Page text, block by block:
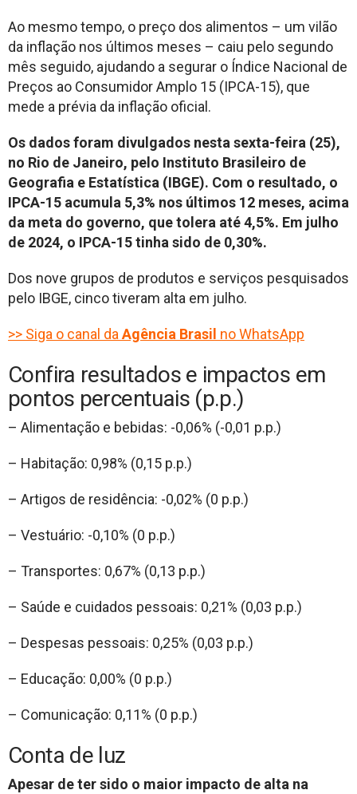
Ao mesmo tempo, o preço dos alimentos – um vilão
da inflação nos últimos meses – caiu pelo segundo
mês seguido, ajudando a segurar o Índice Nacional de
Preços ao Consumidor Amplo 15 (IPCA-15), que
mede a prévia da inflação oficial.
Os dados foram divulgados nesta sexta-feira (25),
no Rio de Janeiro, pelo Instituto Brasileiro de
Geografia e Estatística (IBGE). Com o resultado, o
IPCA-15 acumula 5,3% nos últimos 12 meses, acima
da meta do governo, que tolera até 4,5%. Em julho
de 2024, o IPCA-15 tinha sido de 0,30%.
Dos nove grupos de produtos e serviços pesquisados
pelo IBGE, cinco tiveram alta em julho.
>> Siga o canal da Agência Brasil no WhatsApp
Confira resultados e impactos em
pontos percentuais (p.p.)
– Alimentação e bebidas: -0,06% (-0,01 p.p.)
– Habitação: 0,98% (0,15 p.p.)
– Artigos de residência: -0,02% (0 p.p.)
– Vestuário: -0,10% (0 p.p.)
– Transportes: 0,67% (0,13 p.p.)
– Saúde e cuidados pessoais: 0,21% (0,03 p.p.)
– Despesas pessoais: 0,25% (0,03 p.p.)
– Educação: 0,00% (0 p.p.)
– Comunicação: 0,11% (0 p.p.)
Conta de luz
Apesar de ter sido o maior impacto de alta na